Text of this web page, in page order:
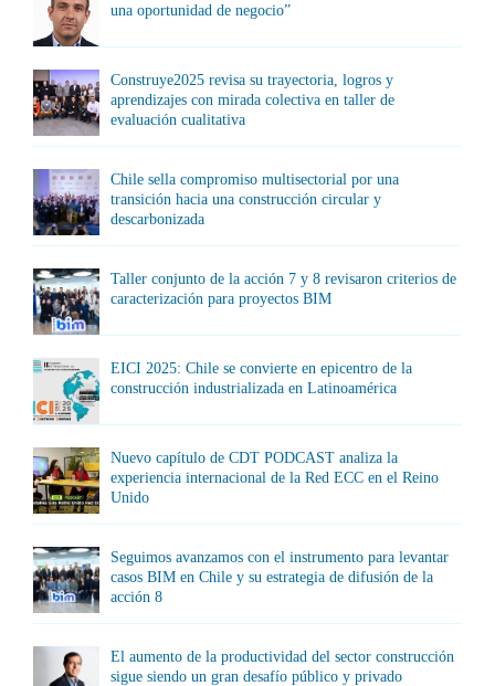
una oportunidad de negocio”
Construye2025 revisa su trayectoria, logros y
aprendizajes con mirada colectiva en taller de
evaluación cualitativa
Chile sella compromiso multisectorial por una
transición hacia una construcción circular y
descarbonizada
Taller conjunto de la acción 7 y 8 revisaron criterios de
caracterización para proyectos BIM
EICI 2025: Chile se convierte en epicentro de la
construcción industrializada en Latinoamérica
Nuevo capítulo de CDT PODCAST analiza la
experiencia internacional de la Red ECC en el Reino
Unido
Seguimos avanzamos con el instrumento para levantar
casos BIM en Chile y su estrategia de difusión de la
acción 8
El aumento de la productividad del sector construcción
sigue siendo un gran desafío público y privado